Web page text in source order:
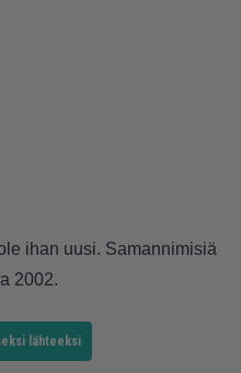
ihan uusi. Samannimisiä
2002.
lähteeksi